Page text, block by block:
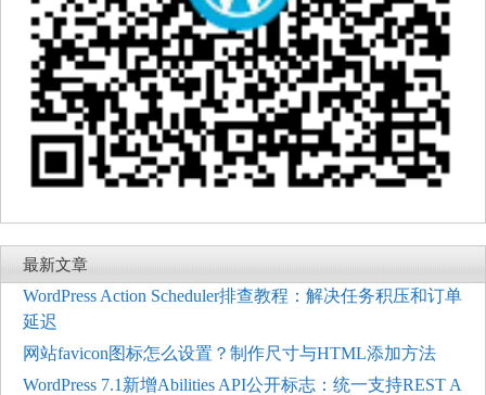
最新文章
WordPress Action Scheduler排查教程：解决任务积压和订单
延迟
网站favicon图标怎么设置？制作尺寸与HTML添加方法
WordPress 7.1新增Abilities API公开标志：统一支持REST A